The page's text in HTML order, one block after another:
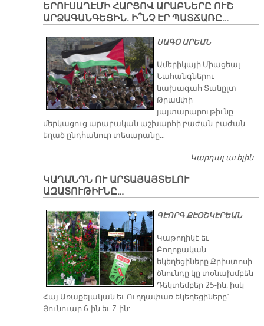
ԵՐՈՒՍԱՂԷՄԻ ՀԱՐՑՈՎ ԱՐԱԲՆԵՐԸ ՈՒՇ
ԱՐՁԱԳԱՆԳԵՑԻՆ. Ի՞ՆՉ ԷՐ ՊԱՏՃԱՌԸ…
ՍԱԳՕ ԱՐԵԱՆ
Ամերիկայի Միացեալ
Նահանգներու
նախագահ Տանըլտ
Թրամփի
յայտարարութիւնը
մերկացուց արաբական աշխարհի բաժան-բաժան
եղած ընդհանուր տեսարանը…
Կարդալ աւելին
ԿԱՂԱՆԴՆ ՈՒ ԱՐՏԱՅԱՅՏԵԼՈՒ
ԱԶԱՏՈՒԹԻՒՆԸ…
ԳԷՈՐԳ ՔԷՕՇԿԷՐԵԱՆ
Կաթողիկէ եւ
Բողոքական
եկեղեցիները Քրիստոսի
ծնունդը կը տօնախմբեն
Դեկտեմբեր 25-ին, իսկ
Հայ Առաքելական եւ Ուղղափառ եկեղեցիները՝
Յունուար 6-ին եւ 7-ին: